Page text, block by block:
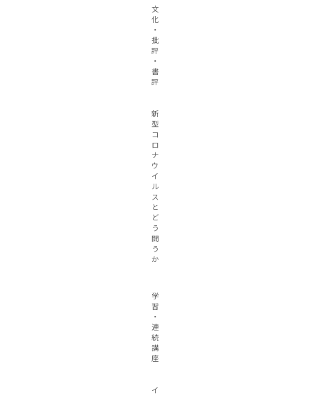
文
化
・
批
評
・
書
評
新
型
コ
ロ
ナ
ウ
イ
ル
ス
と
ど
う
闘
う
か
学
習
・
連
続
講
座
イ